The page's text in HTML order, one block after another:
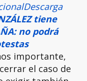
Descarga
tiene
no podrá
importante,
el caso de